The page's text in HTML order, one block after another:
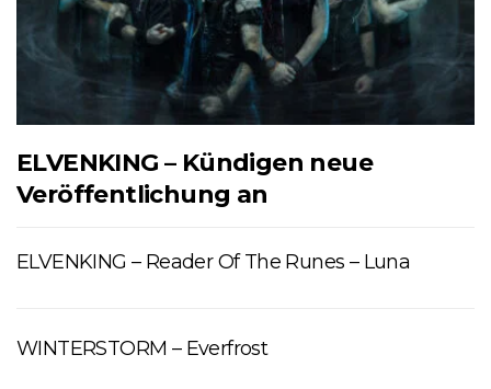
ELVENKING – Kündigen neue
Veröffentlichung an
ELVENKING – Reader Of The Runes – Luna
WINTERSTORM – Everfrost